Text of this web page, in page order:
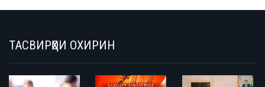
ТАСВИРҲОИ ОХИРИН